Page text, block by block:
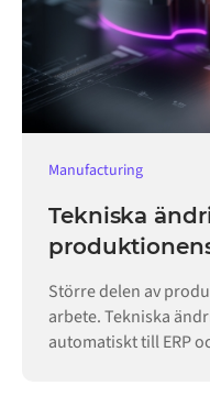
Manufacturing
Tekniska
Större delen av
arbete. Tekniska
automatiskt till ERP